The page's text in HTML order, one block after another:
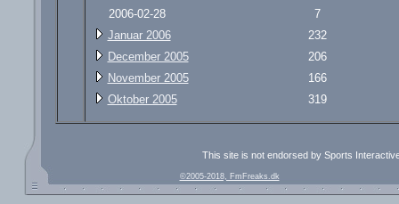
2006-02-28
7
Januar 2006
232
December 2005
206
November 2005
166
Oktober 2005
319
This site is not endorsed by Sports
©2005-2018, FmFreaks.dk